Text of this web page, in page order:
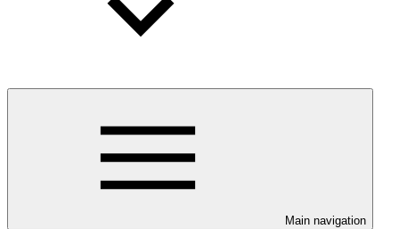
Main navigation